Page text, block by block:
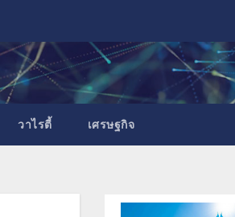
วาไรตี้ เศรษฐกิจ